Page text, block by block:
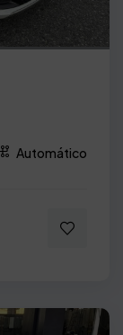
Automático